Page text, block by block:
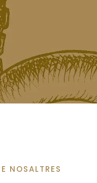
NOSALTRES